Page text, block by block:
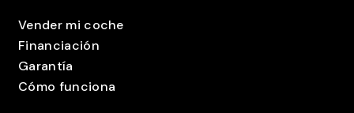
Vender mi coche
Financiación
Garantía
Cómo funciona